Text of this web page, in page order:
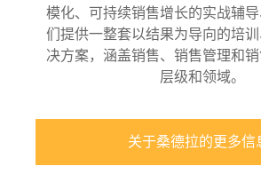
模化、可持续销售增长的实战辅
们提供一整套以结果为导向的培
决方案，涵盖销售、销售管理和
层级和领域。
关于桑德拉的更多信